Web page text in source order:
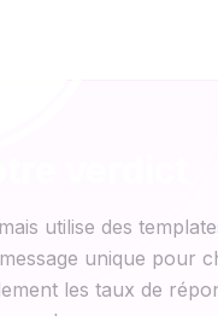
utilise des
unique pour
les taux de